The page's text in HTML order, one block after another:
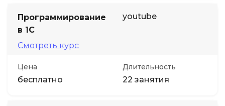
Программирование
в 1С
Смотреть курс
youtube
Цена
бесплатно
Длительность
22 занятия